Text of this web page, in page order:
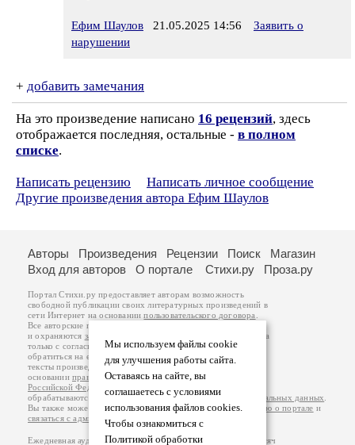
Ефим Шаулов 21.05.2025 14:56
Заявить о
нарушении
+ добавить замечания
На это произведение написано 16 рецензий, здесь
отображается последняя, остальные - в полном
списке.
Написать рецензию
Написать личное сообщение
Другие произведения автора Ефим Шаулов
Мы используем файлы cookie
для улучшения работы сайта.
Оставаясь на сайте, вы
соглашаетесь с условиями
использования файлов cookies.
Чтобы ознакомиться с
Политикой обработки
Авторы Произведения Рецензии Поиск
Магазин
Вход для авторов
О портале Стихи.ру Проза.ру
Портал Стихи.ру предоставляет авторам возможность
свободной публикации своих литературных произведений в
сети Интернет на основаниипользовательского договора
Все авторские права на произведения принадлежат авторам
и охраняются законом
. Перепечатка произведений возможна
только с согласия его автора, к которому вы можете
обратиться на его авторской странице. Ответственность за
тексты произведений авторы несут самостоятельно на
основанииправил публикацииизаконодательства
Российской Федерации
обрабатываются на основанииПолитики обработки персональных данных
Вы также можете посмотреть более подробнуюинформацию о портале и
связаться с администрацией
Ежедневная аудитория портала Стихи.ру – порядка 200 тысяч